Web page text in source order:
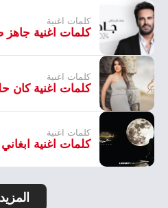
كلمات اغنية
كلمات اغنية جاهز
كلمات اغنية
كلمات اغنية كان
كلمات اغنية
كلمات اغنية
المزيد